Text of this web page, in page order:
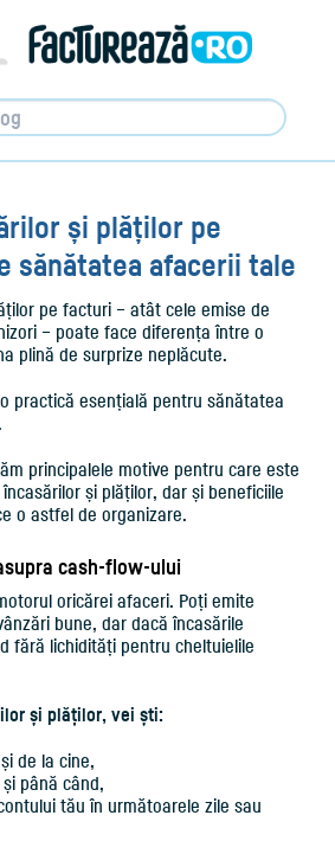
și plăților pe
sănătatea afacerii tale
pe facturi – atât cele emise de
– poate face diferența între o
plină de surprize neplăcute.
practică esențială pentru sănătatea
principalele motive pentru care este
și plăților, dar și beneficiile
o astfel de organizare.
cash-flow-ului
oricărei afaceri. Poți emite
bune, dar dacă încasările
fără lichidități pentru cheltuielile
și plăților, vei ști:
de la cine,
până când,
tău în următoarele zile sau